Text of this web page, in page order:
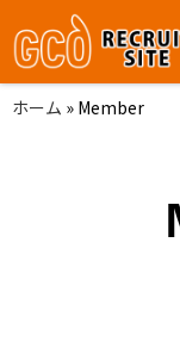
ホーム » Member